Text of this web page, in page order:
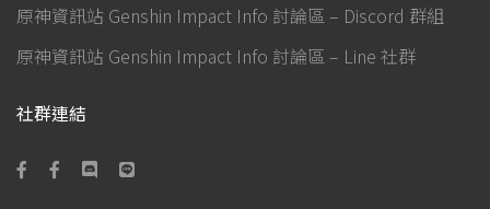
原神資訊站 Genshin Impact Info 討論區 – Discord 群組
原神資訊站 Genshin Impact Info 討論區 – Line 社群
社群連結